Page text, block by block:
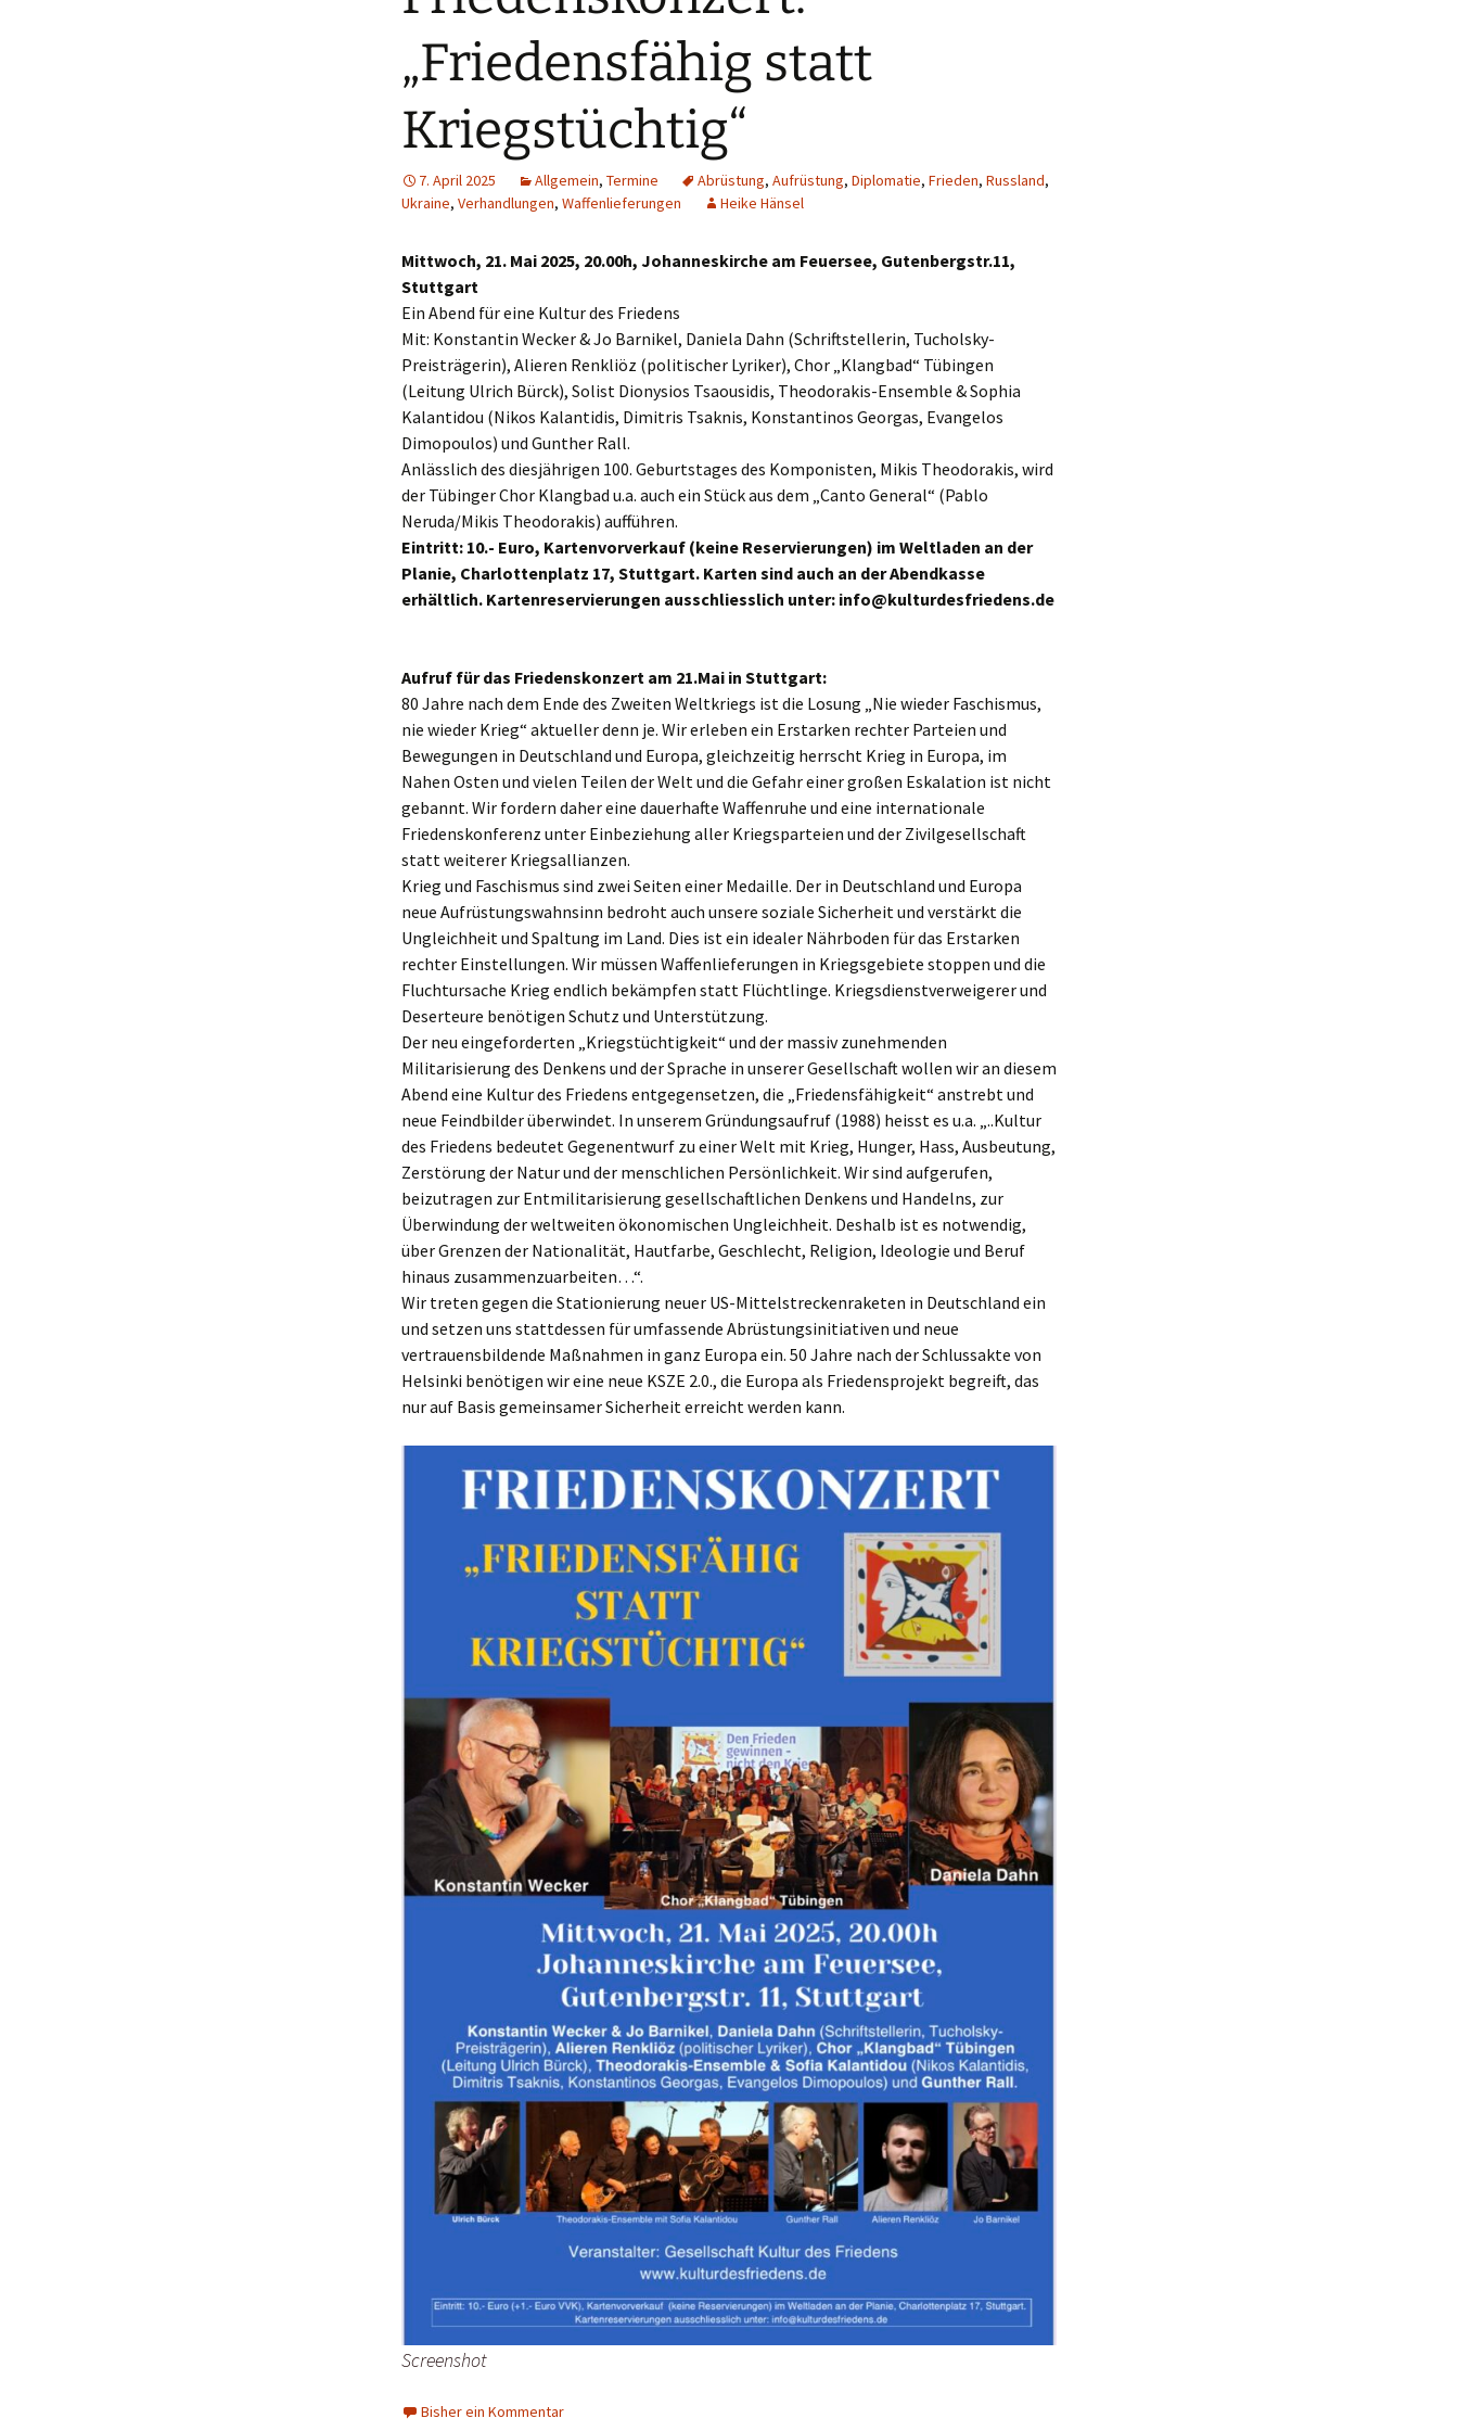
„Friedensfähig statt
Kriegstüchtig“
7. April 2025 Allgemein, Termine Abrüstung, Aufrüstung, Diplomatie, Frieden, Russland,
Ukraine, Verhandlungen, Waffenlieferungen Heike Hänsel
Mittwoch, 21. Mai 2025, 20.00h, Johanneskirche am Feuersee, Gutenbergstr.11,
Stuttgart
Ein Abend für eine Kultur des Friedens
Mit: Konstantin Wecker & Jo Barnikel, Daniela Dahn (Schriftstellerin, Tucholsky-
Preisträgerin), Alieren Renkliöz (politischer Lyriker), Chor „Klangbad“ Tübingen
(Leitung Ulrich Bürck), Solist Dionysios Tsaousidis, Theodorakis-Ensemble & Sophia
Kalantidou (Nikos Kalantidis, Dimitris Tsaknis, Konstantinos Georgas, Evangelos
Dimopoulos) und Gunther Rall.
Anlässlich des diesjährigen 100. Geburtstages des Komponisten, Mikis Theodorakis, wird
der Tübinger Chor Klangbad u.a. auch ein Stück aus dem „Canto General“ (Pablo
Neruda/Mikis Theodorakis) aufführen.
Eintritt: 10.- Euro, Kartenvorverkauf (keine Reservierungen) im Weltladen an der
Planie, Charlottenplatz 17, Stuttgart. Karten sind auch an der Abendkasse
erhältlich. Kartenreservierungen ausschliesslich unter: info@kulturdesfriedens.de
Aufruf für das Friedenskonzert am 21.Mai in Stuttgart:
80 Jahre nach dem Ende des Zweiten Weltkriegs ist die Losung „Nie wieder Faschismus,
nie wieder Krieg“ aktueller denn je. Wir erleben ein Erstarken rechter Parteien und
Bewegungen in Deutschland und Europa, gleichzeitig herrscht Krieg in Europa, im
Nahen Osten und vielen Teilen der Welt und die Gefahr einer großen Eskalation ist nicht
gebannt. Wir fordern daher eine dauerhafte Waffenruhe und eine internationale
Friedenskonferenz unter Einbeziehung aller Kriegsparteien und der Zivilgesellschaft
statt weiterer Kriegsallianzen.
Krieg und Faschismus sind zwei Seiten einer Medaille. Der in Deutschland und Europa
neue Aufrüstungswahnsinn bedroht auch unsere soziale Sicherheit und verstärkt die
Ungleichheit und Spaltung im Land. Dies ist ein idealer Nährboden für das Erstarken
rechter Einstellungen. Wir müssen Waffenlieferungen in Kriegsgebiete stoppen und die
Fluchtursache Krieg endlich bekämpfen statt Flüchtlinge. Kriegsdienstverweigerer und
Deserteure benötigen Schutz und Unterstützung.
Der neu eingeforderten „Kriegstüchtigkeit“ und der massiv zunehmenden
Militarisierung des Denkens und der Sprache in unserer Gesellschaft wollen wir an diesem
Abend eine Kultur des Friedens entgegensetzen, die „Friedensfähigkeit“ anstrebt und
neue Feindbilder überwindet. In unserem Gründungsaufruf (1988) heisst es u.a. „..Kultur
des Friedens bedeutet Gegenentwurf zu einer Welt mit Krieg, Hunger, Hass, Ausbeutung,
Zerstörung der Natur und der menschlichen Persönlichkeit. Wir sind aufgerufen,
beizutragen zur Entmilitarisierung gesellschaftlichen Denkens und Handelns, zur
Überwindung der weltweiten ökonomischen Ungleichheit. Deshalb ist es notwendig,
über Grenzen der Nationalität, Hautfarbe, Geschlecht, Religion, Ideologie und Beruf
hinaus zusammenzuarbeiten…“.
Wir treten gegen die Stationierung neuer US-Mittelstreckenraketen in Deutschland ein
und setzen uns stattdessen für umfassende Abrüstungsinitiativen und neue
vertrauensbildende Maßnahmen in ganz Europa ein. 50 Jahre nach der Schlussakte von
Helsinki benötigen wir eine neue KSZE 2.0., die Europa als Friedensprojekt begreift, das
nur auf Basis gemeinsamer Sicherheit erreicht werden kann.
Screenshot
Bisher ein Kommentar